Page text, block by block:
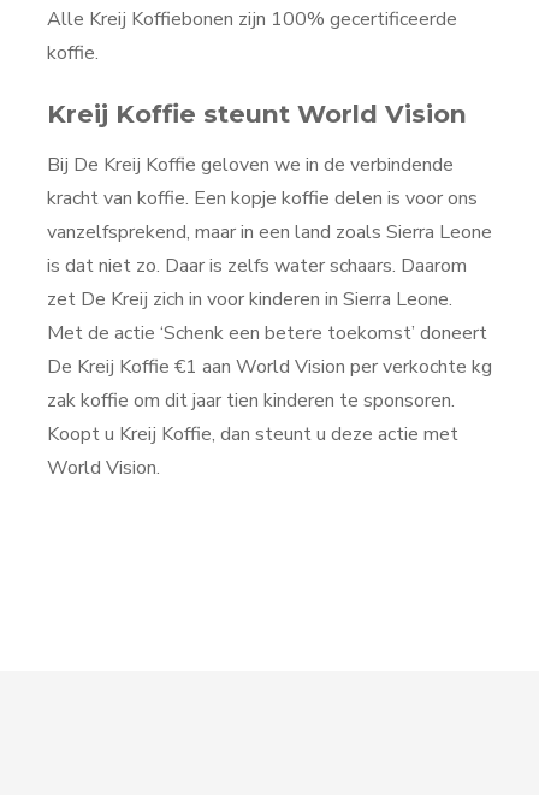
Alle Kreij Koffiebonen zijn 100% gecertificeerde
koffie.
Kreij Koffie steunt World Vision
Bij De Kreij Koffie geloven we in de verbindende
kracht van koffie. Een kopje koffie delen is voor ons
vanzelfsprekend, maar in een land zoals Sierra Leone
is dat niet zo. Daar is zelfs water schaars. Daarom
zet De Kreij zich in voor kinderen in Sierra Leone.
Met de actie ‘Schenk een betere toekomst’ doneert
De Kreij Koffie €1 aan World Vision per verkochte kg
zak koffie om dit jaar tien kinderen te sponsoren.
Koopt u Kreij Koffie, dan steunt u deze actie met
World Vision.